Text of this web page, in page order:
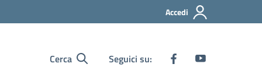
Accedi
Cerca Seguici su: